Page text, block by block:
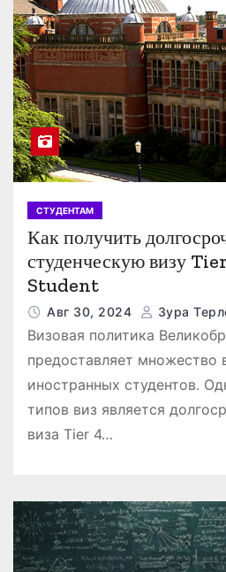
СТУДЕНТАМ
Как получить
студенческую визу
Student
Авг 30, 2024 Зура
Визовая политика
предоставляет множество
иностранных студентов.
типов виз является
виза Tier 4…